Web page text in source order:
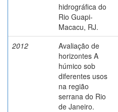
hidrográfica do
Rio Guapi-
Macacu, RJ.
2012
Avaliação de
horizontes A
húmico sob
diferentes usos
na região
serrana do Rio
de Janeiro.